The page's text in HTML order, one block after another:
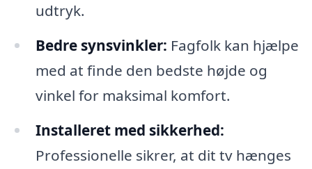
udtryk.
Bedre synsvinkler: Fagfolk kan hjælpe
med at finde den bedste højde og
vinkel for maksimal komfort.
Installeret med sikkerhed:
Professionelle sikrer, at dit tv hænges